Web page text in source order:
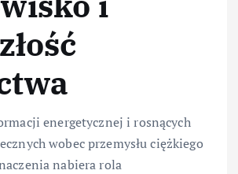
energetycznej i rosnących
wobec przemysłu ciężkiego
nabiera rola